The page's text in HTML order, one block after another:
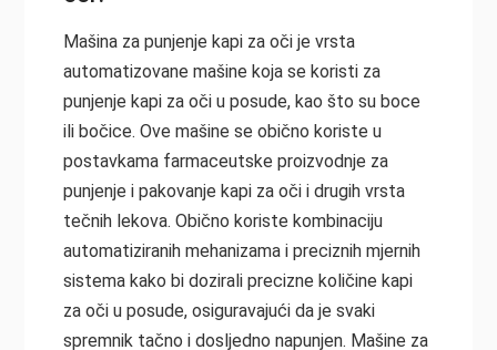
Mašina za punjenje kapi za oči je vrsta
automatizovane mašine koja se koristi za
punjenje kapi za oči u posude, kao što su boce
ili bočice. Ove mašine se obično koriste u
postavkama farmaceutske proizvodnje za
punjenje i pakovanje kapi za oči i drugih vrsta
tečnih lekova. Obično koriste kombinaciju
automatiziranih mehanizama i preciznih mjernih
sistema kako bi dozirali precizne količine kapi
za oči u posude, osiguravajući da je svaki
spremnik tačno i dosljedno napunjen. Mašine za